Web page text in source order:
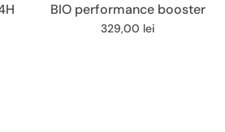
BIO performance booster
329,00 lei